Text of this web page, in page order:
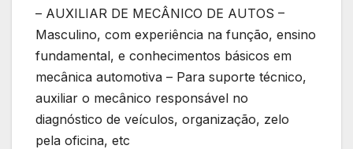
– AUXILIAR DE MECÂNICO DE AUTOS –
Masculino, com experiência na função, ensino
fundamental, e conhecimentos básicos em
mecânica automotiva – Para suporte técnico,
auxiliar o mecânico responsável no
diagnóstico de veículos, organização, zelo
pela oficina, etc